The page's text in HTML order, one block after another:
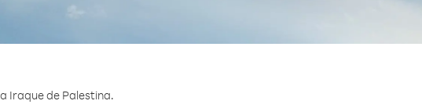
Iraque de Palestina.